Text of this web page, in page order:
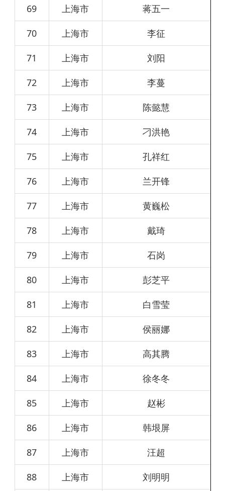
69 上海市 蒋五一
70 上海市 李征
71 上海市 刘阳
72 上海市 李蔓
73 上海市 陈懿慧
74 上海市 刁洪艳
75 上海市 孔祥红
76 上海市 兰开锋
77 上海市 黄巍松
78 上海市 戴琦
79 上海市 石岗
80 上海市 彭芝平
81 上海市 白雪莹
82 上海市 侯丽娜
83 上海市 高其腾
84 上海市 徐冬冬
85 上海市 赵彬
86 上海市 韩垠屏
87 上海市 汪超
88 上海市 刘明明